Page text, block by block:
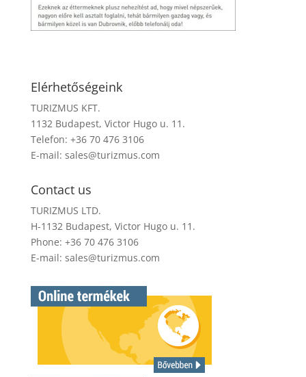
Elérhetőségeink
TURIZMUS KFT.
1132 Budapest, Victor Hugo u. 11.
Telefon: +36 70 476 3106
E-mail: sales@turizmus.com
Contact us
TURIZMUS LTD.
H-1132 Budapest, Victor Hugo u. 11.
Phone: +36 70 476 3106
E-mail: sales@turizmus.com